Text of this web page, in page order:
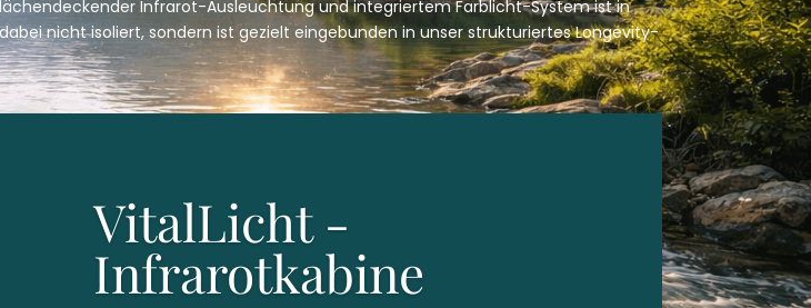
Infrarot-Ausleuchtung und integriertem Farblicht-System ist in
nicht isoliert, sondern ist gezielt eingebunden in unser strukturiertes Longevity-
VitalLicht -
Infrarotkabine